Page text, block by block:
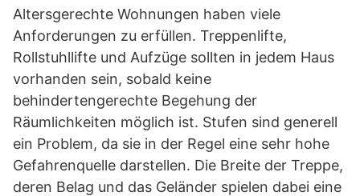
Altersgerechte Wohnungen haben viele
Anforderungen zu erfüllen. Treppenlifte,
Rollstuhllifte und Aufzüge sollten in jedem Haus
vorhanden sein, sobald keine
behindertengerechte Begehung der
Räumlichkeiten möglich ist. Stufen sind generell
ein Problem, da sie in der Regel eine sehr hohe
Gefahrenquelle darstellen. Die Breite der Treppe,
deren Belag und das Geländer spielen dabei eine